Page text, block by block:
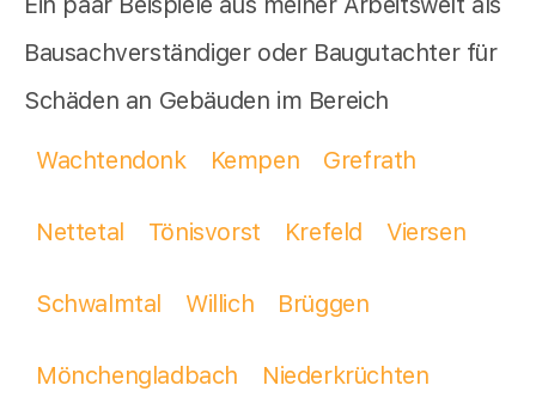
Bausachverständiger oder Baugutachter für
Schäden an Gebäuden im Bereich
Wachtendonk Kempen Grefrath
Nettetal Tönisvorst Krefeld Viersen
Schwalmtal Willich Brüggen
Mönchengladbach Niederkrüchten